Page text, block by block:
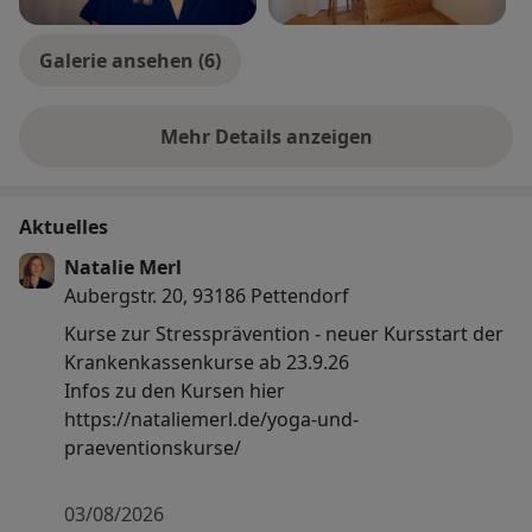
Galerie ansehen (6)
Mehr Details anzeigen
über Erfahrungen
Aktuelles
Natalie Merl
Aubergstr. 20, 93186 Pettendorf
Kurse zur Stressprävention - neuer Kursstart der
Krankenkassenkurse ab 23.9.26
Infos zu den Kursen hier
https://nataliemerl.de/yoga-und-
praeventionskurse/
03/08/2026